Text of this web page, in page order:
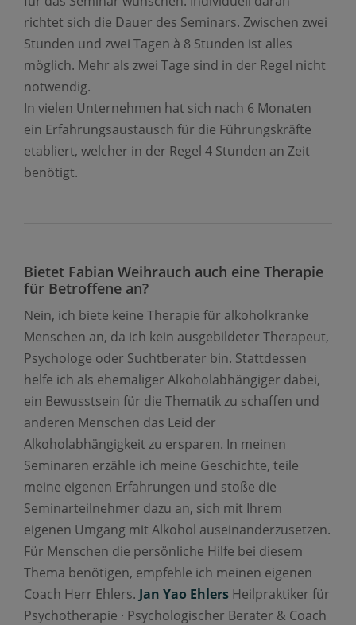
richtet sich die Dauer des Seminars. Zwischen zwei
Stunden und zwei Tagen à 8 Stunden ist alles
möglich. Mehr als zwei Tage sind in der Regel nicht
notwendig.
In vielen Unternehmen hat sich nach 6 Monaten
ein Erfahrungsaustausch für die Führungskräfte
etabliert, welcher in der Regel 4 Stunden an Zeit
benötigt.
Bietet Fabian Weihrauch auch eine Therapie
für Betroffene an?
Nein, ich biete keine Therapie für alkoholkranke
Menschen an, da ich kein ausgebildeter Therapeut,
Psychologe oder Suchtberater bin. Stattdessen
helfe ich als ehemaliger Alkoholabhängiger dabei,
ein Bewusstsein für die Thematik zu schaffen und
anderen Menschen das Leid der
Alkoholabhängigkeit zu ersparen. In meinen
Seminaren erzähle ich meine Geschichte, teile
meine eigenen Erfahrungen und stoße die
Seminarteilnehmer dazu an, sich mit Ihrem
eigenen Umgang mit Alkohol auseinanderzusetzen.
Für Menschen die persönliche Hilfe bei diesem
Thema benötigen, empfehle ich meinen eigenen
Coach Herr Ehlers. Jan Yao Ehlers Heilpraktiker für
Psychotherapie · Psychologischer Berater & Coach